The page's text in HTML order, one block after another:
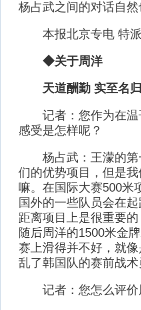
杨占武之间的对话自
本报北京专电 特派
◆关于周洋
天道酬勤 实至名归
记者：您作为在温
感受是怎样呢？
杨占武：王濛的第
们的优势项目，但是
嘛。在国际大赛500米
国外的一些队员会在
距离项目上是很重要
随后周洋的1500米金
赛上滑得并不好，就
乱了韩国队的赛前战
记者：您怎么评价